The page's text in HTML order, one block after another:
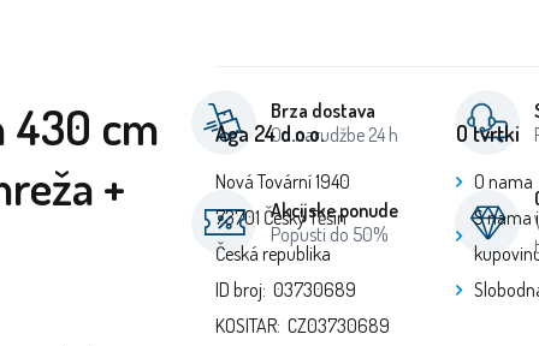
430 cm
+
Brza dostava
Od narudžbe 24 h
Akcijske ponude
Popusti do 50%
Aga 24 d.o.o.
Nová Tovární 1940
73701 Český Těšín
Česká republika
ID broj: 03730689
KOSITAR: CZ03730689
O tvrtki
O nama
S nama